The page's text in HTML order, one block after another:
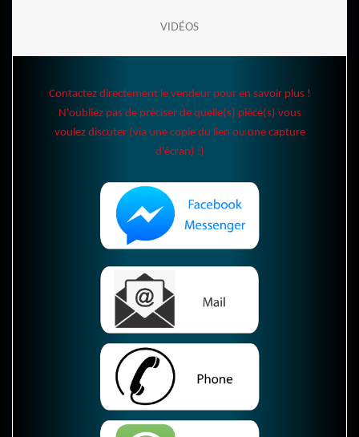
VIDÉOS
Contactez directement le vendeur pour en savoir plus !
N'oubliez pas de préciser de quelle(s) pièce(s) vous
voulez discuter (via une copie du lien ou une capture
d'écran) :)